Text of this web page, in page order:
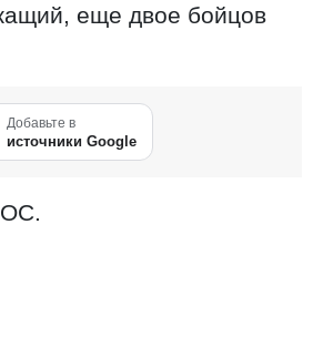
еще двое бойцов
Добавьте в
источники Google